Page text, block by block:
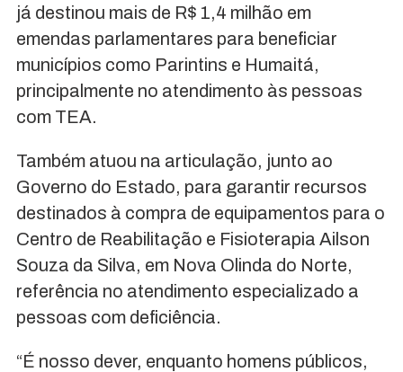
já destinou mais de R$ 1,4 milhão em
emendas parlamentares para beneficiar
municípios como Parintins e Humaitá,
principalmente no atendimento às pessoas
com TEA.
Também atuou na articulação, junto ao
Governo do Estado, para garantir recursos
destinados à compra de equipamentos para o
Centro de Reabilitação e Fisioterapia Ailson
Souza da Silva, em Nova Olinda do Norte,
referência no atendimento especializado a
pessoas com deficiência.
“É nosso dever, enquanto homens públicos,